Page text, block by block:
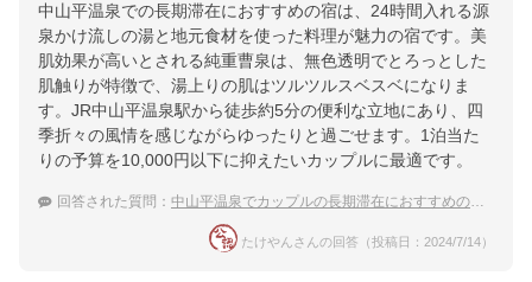
中山平温泉での長期滞在におすすめの宿は、24時間入れる源
泉かけ流しの湯と地元食材を使った料理が魅力の宿です。美
肌効果が高いとされる純重曹泉は、無色透明でとろっとした
肌触りが特徴で、湯上りの肌はツルツルスベスベになりま
す。JR中山平温泉駅から徒歩約5分の便利な立地にあり、四
季折々の風情を感じながらゆったりと過ごせます。1泊当た
りの予算を10,000円以下に抑えたいカップルに最適です。
回答された質問： 中山平温泉でカップルの長期滞在におすすめの宿は？
たけやんさんの回答（投稿日：2024/7/14）